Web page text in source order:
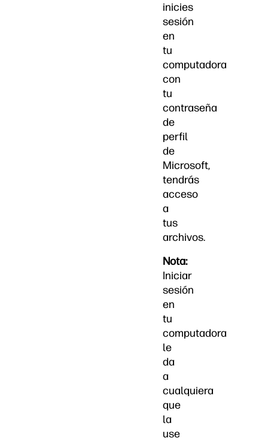
inicies
sesión
en
tu
computadora
con
tu
contraseña
de
perfil
de
Microsoft,
tendrás
acceso
a
tus
archivos.
Nota:
Iniciar
sesión
en
tu
computadora
le
da
a
cualquiera
que
la
use